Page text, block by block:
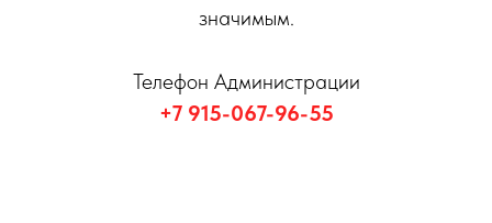
значимым.
Телефон Администрации
+7 915-067-96-55